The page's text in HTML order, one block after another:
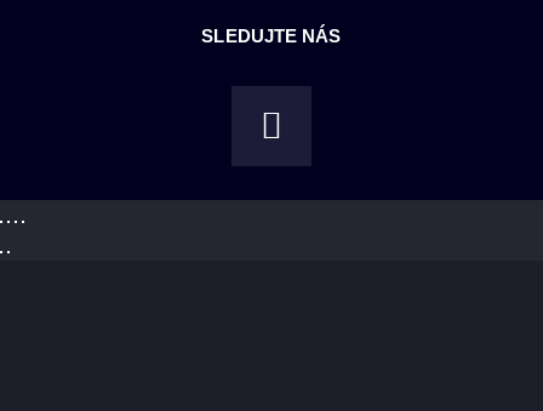
SLEDUJTE NÁS